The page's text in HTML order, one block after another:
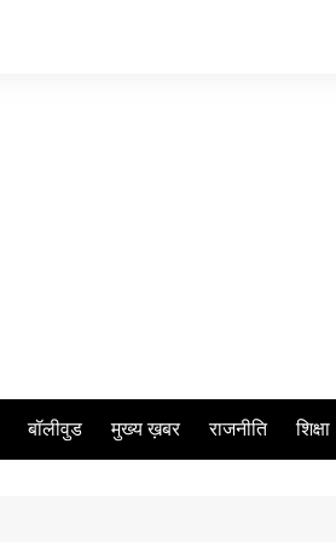
बॉलीवुड मुख्य ख़बर राजनीति शिक्षा